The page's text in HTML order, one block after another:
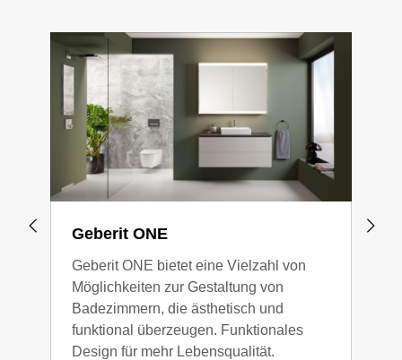
Geberit ONE
Geberit ONE bietet eine Vielzahl von
Möglichkeiten zur Gestaltung von
Badezimmern, die ästhetisch und
funktional überzeugen. Funktionales
Design für mehr Lebensqualität.